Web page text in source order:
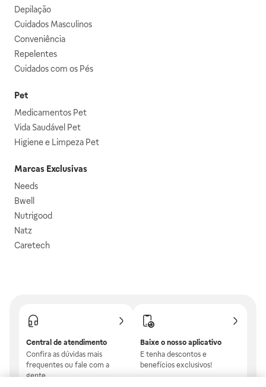
Depilação
Cuidados Masculinos
Conveniência
Repelentes
Cuidados com os Pés
Pet
Medicamentos Pet
Vida Saudável Pet
Higiene e Limpeza Pet
Marcas Exclusivas
Needs
Bwell
Nutrigood
Natz
Caretech
Central de atendimento
Confira as dúvidas mais
frequentes ou fale com a
gente.
Baixe o nosso aplicativo
E tenha descontos e
benefícios exclusivos!